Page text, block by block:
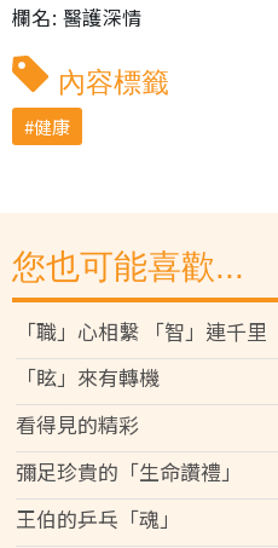
欄名: 醫護深情
內容標籤
健康
您也可能喜歡...
「職」心相繫 「智」連千里
「眩」來有轉機
看得見的精彩
彌足珍貴的「生命讚禮」
王伯的乒乓「魂」